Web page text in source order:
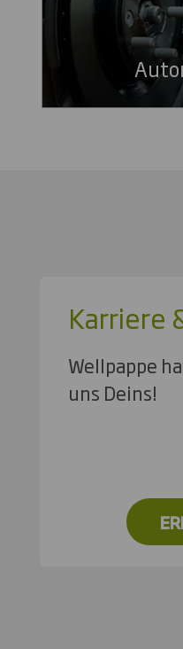
Karriere
Wellpappe
uns Deins!